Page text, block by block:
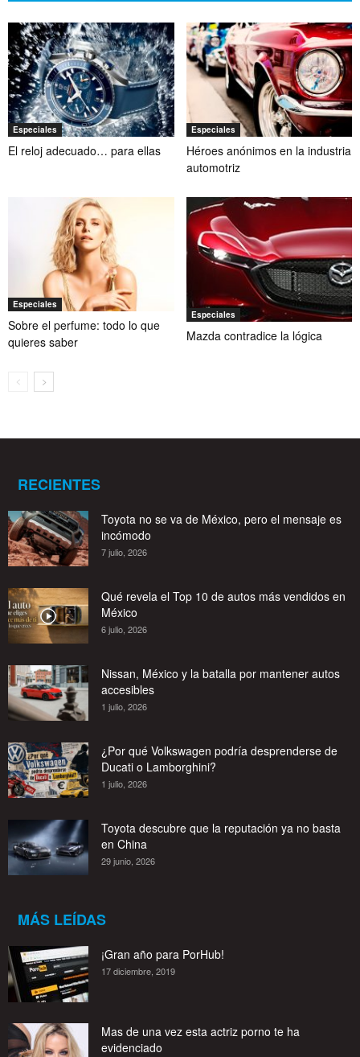
Especiales
El reloj adecuado… para ellas
Especiales
Héroes anónimos en la industria
automotriz
Especiales
Sobre el perfume: todo lo que
quieres saber
Especiales
Mazda contradice la lógica
RECIENTES
Toyota no se va de México, pero el mensaje es
incómodo
7 julio, 2026
Qué revela el Top 10 de autos más vendidos en
México
6 julio, 2026
Nissan, México y la batalla por mantener autos
accesibles
1 julio, 2026
¿Por qué Volkswagen podría desprenderse de
Ducati o Lamborghini?
1 julio, 2026
Toyota descubre que la reputación ya no basta
en China
29 junio, 2026
MÁS LEÍDAS
¡Gran año para PorHub!
17 diciembre, 2019
Mas de una vez esta actriz porno te ha
evidenciado